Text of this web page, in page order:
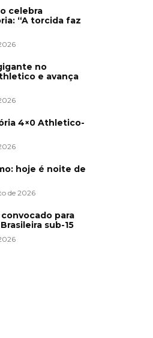
celebra
“A torcida faz
no
e avança
4×0 Athletico-
hoje é noite de
de 2026
para
sub-15